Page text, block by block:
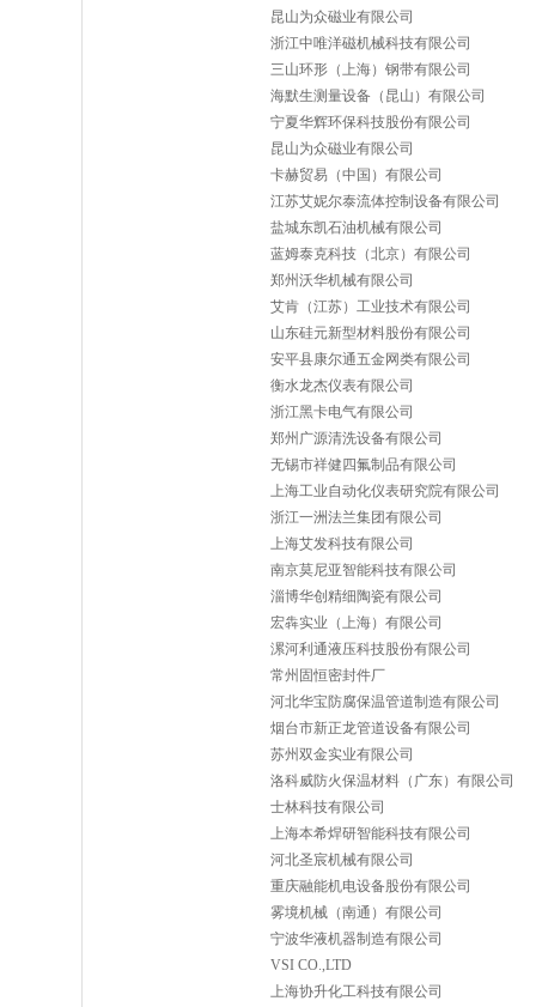
昆山为众磁业有限公司
浙江中唯洋磁机械科技有限公司
三山环形（上海）钢带有限公司
海默生测量设备（昆山）有限公司
宁夏华辉环保科技股份有限公司
昆山为众磁业有限公司
卡赫贸易（中国）有限公司
江苏艾妮尔泰流体控制设备有限公司
盐城东凯石油机械有限公司
蓝姆泰克科技（北京）有限公司
郑州沃华机械有限公司
艾肯（江苏）工业技术有限公司
山东硅元新型材料股份有限公司
安平县康尔通五金网类有限公司
衡水龙杰仪表有限公司
浙江黑卡电气有限公司
郑州广源清洗设备有限公司
无锡市祥健四氟制品有限公司
上海工业自动化仪表研究院有限公司
浙江一洲法兰集团有限公司
上海艾发科技有限公司
南京莫尼亚智能科技有限公司
淄博华创精细陶瓷有限公司
宏犇实业（上海）有限公司
漯河利通液压科技股份有限公司
常州固恒密封件厂
河北华宝防腐保温管道制造有限公司
烟台市新正龙管道设备有限公司
苏州双金实业有限公司
洛科威防火保温材料（广东）有限公司
士林科技有限公司
上海本希焊研智能科技有限公司
河北圣宸机械有限公司
重庆融能机电设备股份有限公司
雾境机械（南通）有限公司
宁波华液机器制造有限公司
VSI CO.,LTD
上海协升化工科技有限公司